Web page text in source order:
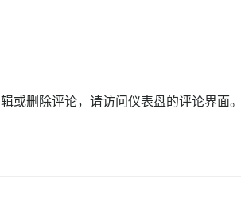
或删除评论，请访问仪表盘的评论界面